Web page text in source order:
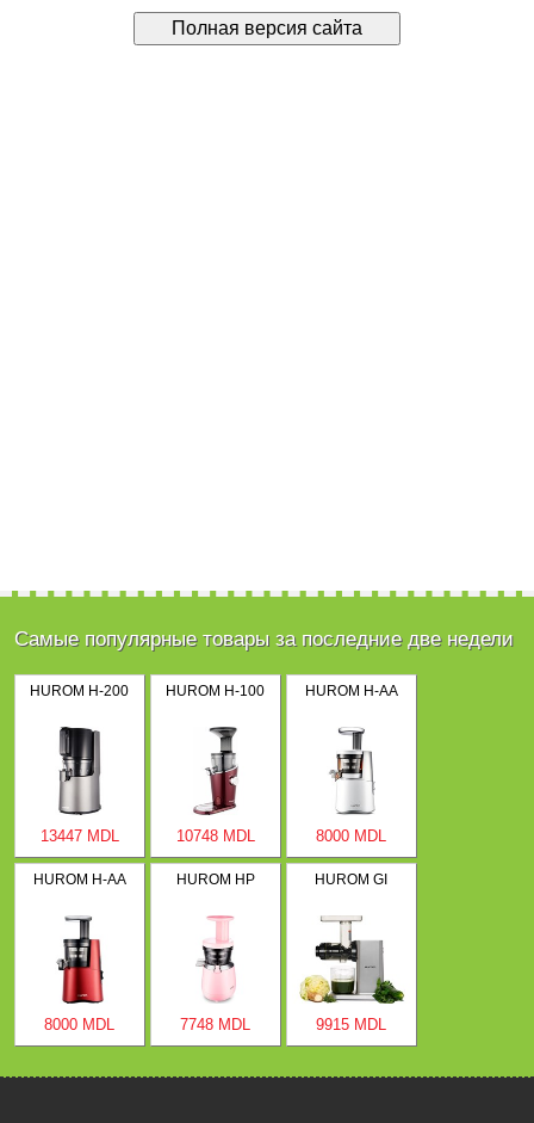
Самые популярные товары за последние две недели
HUROM H-200
13447 MDL
HUROM H-100
10748 MDL
HUROM H-AA
8000 MDL
HUROM H-AA
8000 MDL
HUROM HP
7748 MDL
HUROM GI
9915 MDL